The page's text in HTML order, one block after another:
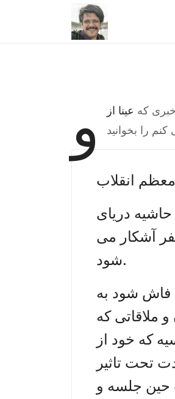
و خبری که عینا از
انقلاب
دریای
آشکار می
شود.
فاش شود به
ملاقاتی که
که خود از
تحت تاثیر
حین جلسه و